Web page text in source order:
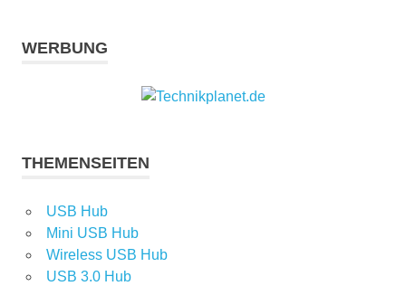
WERBUNG
THEMENSEITEN
USB Hub
Mini USB Hub
Wireless USB Hub
USB 3.0 Hub